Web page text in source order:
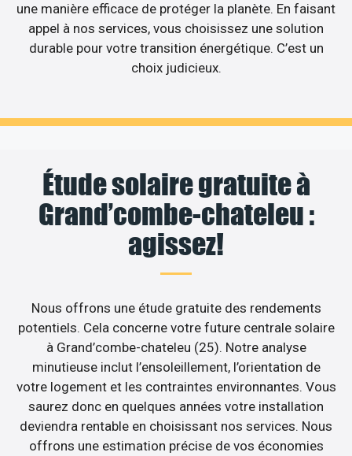
une manière efficace de protéger la planète. En faisant
appel à nos services, vous choisissez une solution
durable pour votre transition énergétique. C’est un
choix judicieux.
Étude solaire gratuite à
Grand’combe-chateleu :
agissez!
Nous offrons une étude gratuite des rendements
potentiels. Cela concerne votre future centrale solaire
à Grand’combe-chateleu (25). Notre analyse
minutieuse inclut l’ensoleillement, l’orientation de
votre logement et les contraintes environnantes. Vous
saurez donc en quelques années votre installation
deviendra rentable en choisissant nos services. Nous
offrons une estimation précise de vos économies